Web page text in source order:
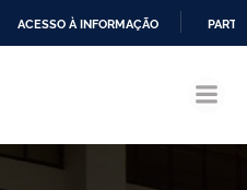
CONTEÚDO
ACESSO À INFORMAÇÃO